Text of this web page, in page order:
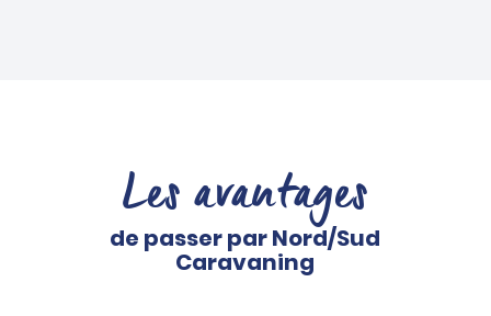
Les avantages
de passer par Nord/Sud
Caravaning